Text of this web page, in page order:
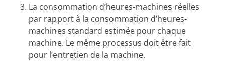
La consommation d’heures-machines réelles
par rapport à la consommation d’heures-
machines standard estimée pour chaque
machine. Le même processus doit être fait
pour l’entretien de la machine.